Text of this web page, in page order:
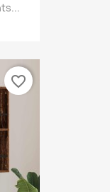
favorite_border